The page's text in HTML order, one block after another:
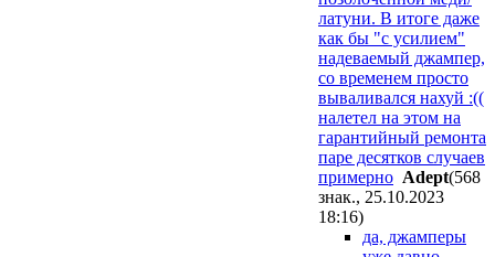
латуни. В итоге даже
как бы "с усилием"
надеваемый джампер,
со временем просто
вываливался нахуй :((
налетел на этом на
гарантийный ремонта
паре десятков случаев
примерно Adept(568
знак., 25.10.2023
18:16)
да, джамперы